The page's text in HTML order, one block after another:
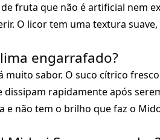
fruta que não é artificial nem
O licor tem uma textura
engarrafado?
muito sabor. O suco cítrico
rapidamente após
não tem o brilho que faz o